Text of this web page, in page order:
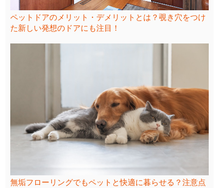
ペットドアのメリット・デメリットとは？覗き穴をつけ
た新しい発想のドアにも注目！
無垢フローリングでもペットと快適に暮らせる？注意点